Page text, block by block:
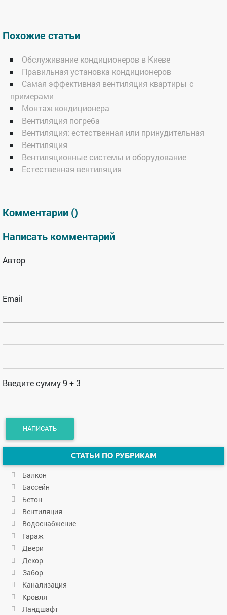
Похожие статьи
Обслуживание кондиционеров в Киеве
Правильная установка кондиционеров
Самая эффективная вентиляция квартиры с
примерами
Монтаж кондиционера
Вентиляция погреба
Вентиляция: естественная или принудительная
Вентиляция
Вентиляционные системы и оборудование
Естественная вентиляция
Комментарии ()
Написать комментарий
Автор
Email
Введите сумму 9 + 3
СТАТЬИ ПО РУБРИКАМ
Балкон
Бассейн
Бетон
Вентиляция
Водоснабжение
Гараж
Двери
Декор
Забор
Канализация
Кровля
Ландшафт